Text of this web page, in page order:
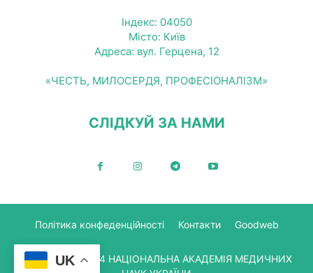
Індекс: 04050
Місто: Київ
Адреса: вул. Герцена, 12
«ЧЕСТЬ, МИЛОСЕРДЯ, ПРОФЕСІОНАЛІЗМ»
СЛІДКУЙ ЗА НАМИ
Політика конфеденційності Контакти Goodweb
© Copyright 2024 НАЦІОНАЛЬНА АКАДЕМІЯ МЕДИЧНИХ
UK